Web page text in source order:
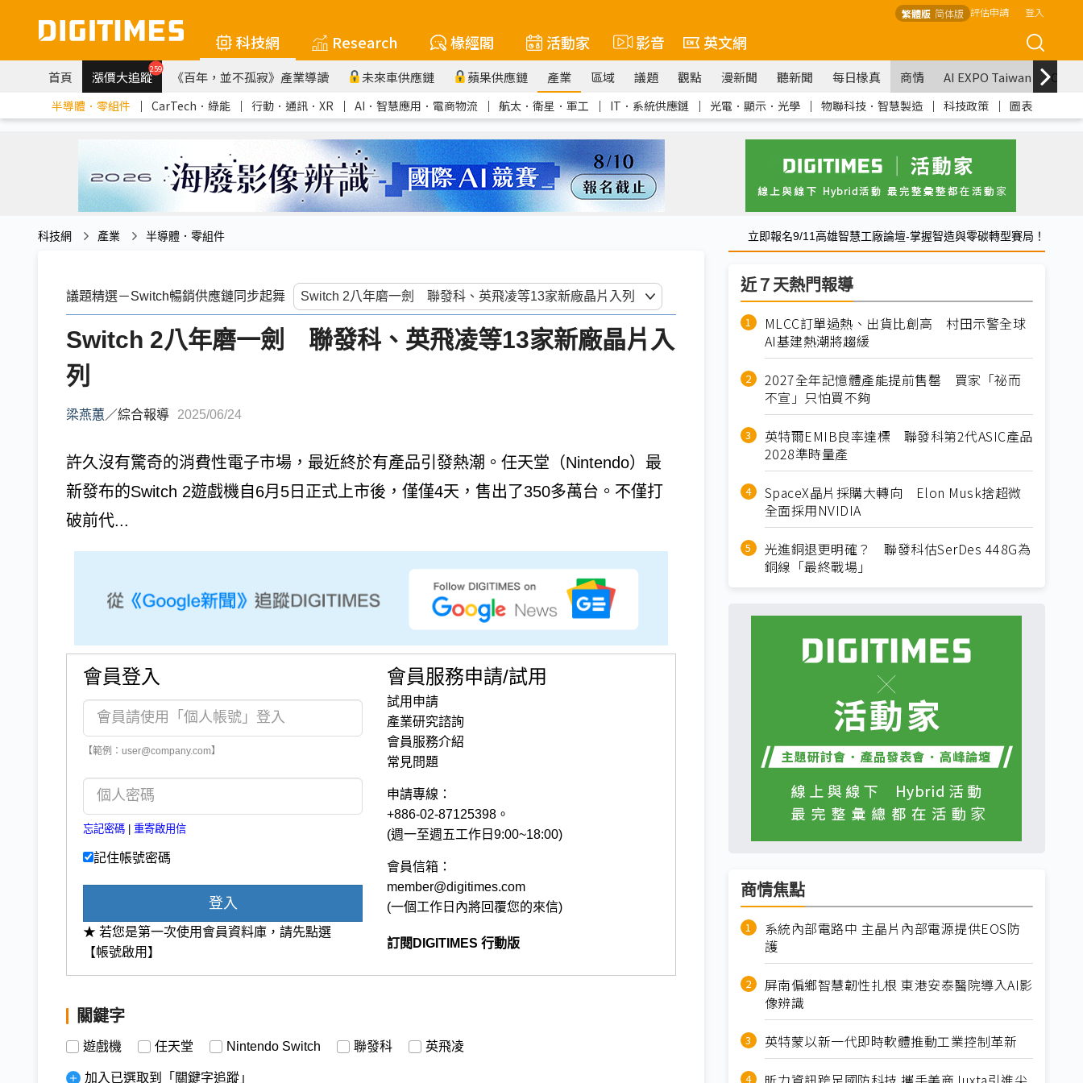
繁體版 简体版 評估申請 登入
科技網 Research 椽經閣 活動家 影音 英文網
首頁 漲價大追蹤259 《百年，並不孤寂》產業導讀 未來車供應鏈 蘋果供應鏈 產業 區域 議題 觀點 漫新聞 聽新聞 每日椽真 商情 AI EXPO Taiwan
半導體．零組件 ｜ CarTech．綠能 ｜ 行動．通訊．XR ｜ AI．智慧應用．電商物流 ｜ 航太．衛星．軍工 ｜ IT．系統供應鏈 ｜ 光電．顯示．光學 ｜ 物聯科技．智慧製造 ｜ 科技政策 ｜ 圖表
科技網 產業 半導體．零組件 立即報名9/11高雄智慧工廠論壇-掌握智造與零碳轉型賽局！
議題精選－Switch暢銷供應鏈同步起舞
Switch 2八年磨一劍 聯發科、英飛凌等13家新廠晶片入
列
梁燕蕙 ／綜合報導 2025/06/24
許久沒有驚奇的消費性電子市場，最近終於有產品引發熱潮。任天堂（Nintendo）最
新發布的Switch 2遊戲機自6月5日正式上市後，僅僅4天，售出了350多萬台。不僅打
破前代...
會員登入
【範例：user@company.com】
忘記密碼 重寄啟用信
記住帳號密碼
登入
★ 若您是第一次使用會員資料庫，請先點選
【帳號啟用】
會員服務申請/試用
試用申請
產業研究諮詢
會員服務介紹
常見問題
申請專線：
+886-02-87125398。
(週一至週五工作日9:00~18:00)
會員信箱：
member@digitimes.com
(一個工作日內將回覆您的來信)
訂閱DIGITIMES 行動版
關鍵字
遊戲機 任天堂 Nintendo Switch 聯發科 英飛凌
加入已選取到「關鍵字追蹤」
近７天熱門報導
MLCC訂單過熱、出貨比創高 村田示警全球
AI基建熱潮將趨緩
2027全年記憶體產能提前售罄 買家「祕而
不宣」只怕買不夠
英特爾EMIB良率達標 聯發科第2代ASIC產品
2028準時量產
SpaceX晶片採購大轉向 Elon Musk捨超微
全面採用NVIDIA
光進銅退更明確？ 聯發科估SerDes 448G為
銅線「最終戰場」
商情焦點
系統內部電路中 主晶片內部電源提供EOS防
護
屏南偏鄉智慧韌性扎根 東港安泰醫院導入AI影
像辨識
英特蒙以新一代即時軟體推動工業控制革新